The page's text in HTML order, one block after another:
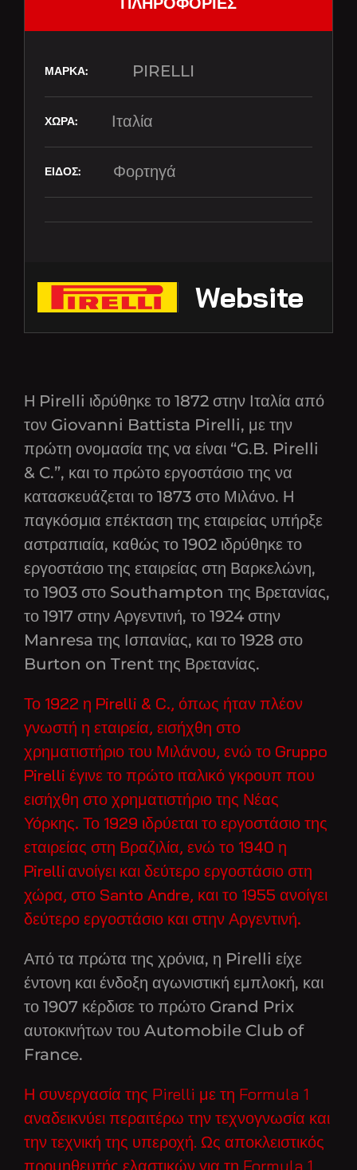
PIRELLI
Ιταλία
Φορτηγά
Website
Η Pirelli ιδρύθηκε το 1872 στην Ιταλία από
τον Giovanni Battista Pirelli, με την
πρώτη ονομασία της να είναι “G.B. Pirelli
& C.”, και το πρώτο εργοστάσιο της να
κατασκευάζεται το 1873 στο Μιλάνο. Η
παγκόσμια επέκταση της εταιρείας υπήρξε
αστραπιαία, καθώς το 1902 ιδρύθηκε το
εργοστάσιο της εταιρείας στη Βαρκελώνη,
το 1903 στο Southampton της Βρετανίας,
το 1917 στην Αργεντινή, το 1924 στην
Manresa της Ισπανίας, και το 1928 στο
Burton on Trent της Βρετανίας.
Το 1922 η Pirelli & C., όπως ήταν πλέον
γνωστή η εταιρεία, εισήχθη στο
χρηματιστήριο του Μιλάνου, ενώ το Gruppo
Pirelli έγινε το πρώτο ιταλικό γκρουπ που
εισήχθη στο χρηματιστήριο της Νέας
Υόρκης. Το 1929 ιδρύεται το εργοστάσιο της
εταιρείας στη Βραζιλία, ενώ το 1940 η
Pirelli ανοίγει και δεύτερο εργοστάσιο στη
χώρα, στο Santo Andre, και το 1955 ανοίγει
δεύτερο εργοστάσιο και στην Αργεντινή.
Από τα πρώτα της χρόνια, η Pirelli είχε
έντονη και ένδοξη αγωνιστική εμπλοκή, και
το 1907 κέρδισε το πρώτο Grand Prix
αυτοκινήτων του Automobile Club of
France.
Η συνεργασία της Pirelli με τη Formula 1
αναδεικνύει περαιτέρω την τεχνογνωσία και
την τεχνική της υπεροχή. Ως αποκλειστικός
προμηθευτής ελαστικών για τη Formula 1,